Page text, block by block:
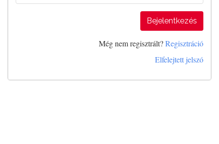
Bejelentkezés
Még nem regisztrált?Regisztráció
Elfelejtett jelszó